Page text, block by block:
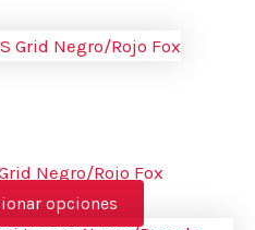
Negro/Rojo Fox
opciones